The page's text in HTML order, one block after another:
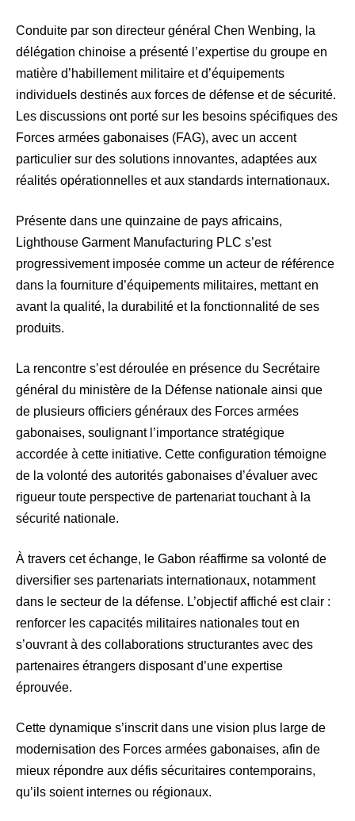
Conduite par son directeur général Chen Wenbing, la
délégation chinoise a présenté l’expertise du groupe en
matière d’habillement militaire et d’équipements
individuels destinés aux forces de défense et de sécurité.
Les discussions ont porté sur les besoins spécifiques des
Forces armées gabonaises (FAG), avec un accent
particulier sur des solutions innovantes, adaptées aux
réalités opérationnelles et aux standards internationaux.
Présente dans une quinzaine de pays africains,
Lighthouse Garment Manufacturing PLC s’est
progressivement imposée comme un acteur de référence
dans la fourniture d’équipements militaires, mettant en
avant la qualité, la durabilité et la fonctionnalité de ses
produits.
La rencontre s’est déroulée en présence du Secrétaire
général du ministère de la Défense nationale ainsi que
de plusieurs officiers généraux des Forces armées
gabonaises, soulignant l’importance stratégique
accordée à cette initiative. Cette configuration témoigne
de la volonté des autorités gabonaises d’évaluer avec
rigueur toute perspective de partenariat touchant à la
sécurité nationale.
À travers cet échange, le Gabon réaffirme sa volonté de
diversifier ses partenariats internationaux, notamment
dans le secteur de la défense. L’objectif affiché est clair :
renforcer les capacités militaires nationales tout en
s’ouvrant à des collaborations structurantes avec des
partenaires étrangers disposant d’une expertise
éprouvée.
Cette dynamique s’inscrit dans une vision plus large de
modernisation des Forces armées gabonaises, afin de
mieux répondre aux défis sécuritaires contemporains,
qu’ils soient internes ou régionaux.